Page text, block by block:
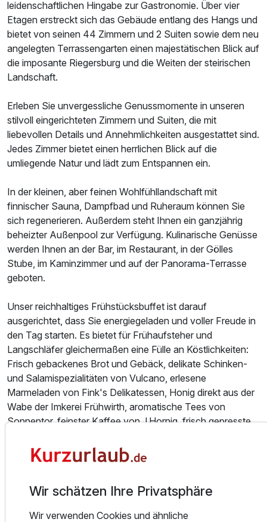
leidenschaftlichen Hingabe zur Gastronomie. Über vier
Etagen erstreckt sich das Gebäude entlang des Hangs und
bietet von seinen 44 Zimmern und 2 Suiten sowie dem neu
angelegten Terrassengarten einen majestätischen Blick auf
die imposante Riegersburg und die Weiten der steirischen
Landschaft.
Erleben Sie unvergessliche Genussmomente in unseren
stilvoll eingerichteten Zimmern und Suiten, die mit
liebevollen Details und Annehmlichkeiten ausgestattet sind.
Jedes Zimmer bietet einen herrlichen Blick auf die
umliegende Natur und lädt zum Entspannen ein.
In der kleinen, aber feinen Wohlfühllandschaft mit
finnischer Sauna, Dampfbad und Ruheraum können Sie
sich regenerieren. Außerdem steht Ihnen ein ganzjährig
beheizter Außenpool zur Verfügung. Kulinarische Genüsse
werden Ihnen an der Bar, im Restaurant, in der Gölles
Stube, im Kaminzimmer und auf der Panorama-Terrasse
geboten.
Unser reichhaltiges Frühstücksbuffet ist darauf
ausgerichtet, dass Sie energiegeladen und voller Freude in
den Tag starten. Es bietet für Frühaufsteher und
Langschläfer gleichermaßen eine Fülle an Köstlichkeiten:
Frisch gebackenes Brot und Gebäck, delikate Schinken-
und Salamispezialitäten von Vulcano, erlesene
Marmeladen von Fink's Delikatessen, Honig direkt aus der
Wabe der Imkerei Frühwirth, aromatische Tees von
Sonnentor, feinster Kaffee von J.Hornig, frisch gepresste
Flockenvariationen und vieles mehr erwarten Sie täglich.
Unser Küchenteam zaubert für Sie kulinarische
Sinne mit raffinierten Geschmackskombinationen.
Wir schätzen Ihre Privatsphäre
Wir verwenden Cookies und ähnliche